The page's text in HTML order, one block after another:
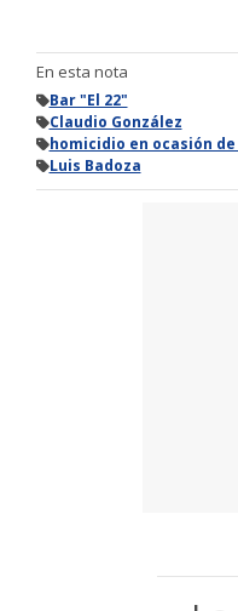
En esta nota
Bar "El 22"
Claudio González
homicidio en ocasión
Luis Badoza